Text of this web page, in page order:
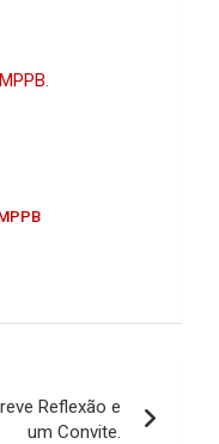
.
Reflexão e
um Convite.